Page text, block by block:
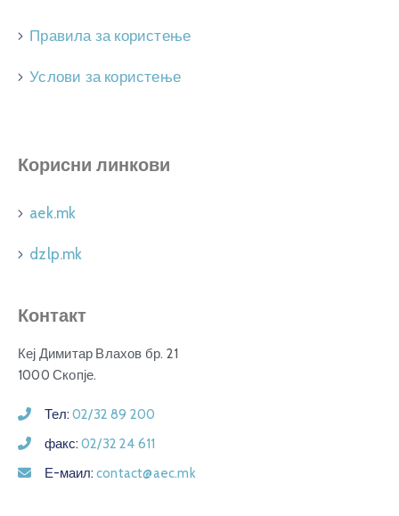
Правила за користење
Услови за користење
Корисни линкови
aek.mk
dzlp.mk
Контакт
Кеј Димитар Влахов бр. 21
1000 Скопје.
Тел: 02/32 89 200
факс: 02/32 24 611
Е-маил: contact@aec.mk